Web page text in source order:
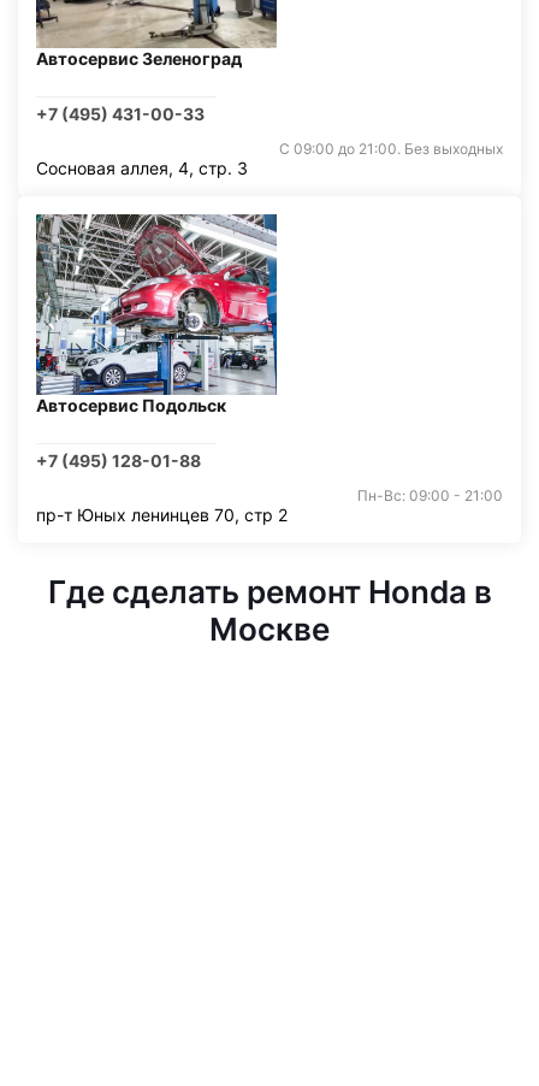
Автосервис Зеленоград
+7 (495) 431-00-33
С 09:00 до 21:00. Без выходных
Сосновая аллея, 4, стр. 3
Автосервис Подольск
+7 (495) 128-01-88
Пн-Вс: 09:00 - 21:00
пр-т Юных ленинцев 70, стр 2
Где сделать ремонт Honda в
Москве